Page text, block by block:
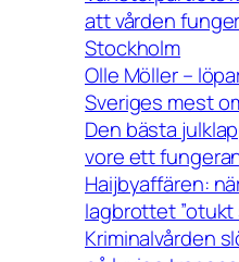
att vården
Stockholm
Olle Möller –
Sveriges mest
Den bästa
vore ett
Haijbyaffären:
lagbrottet ”otukt
Kriminalvården